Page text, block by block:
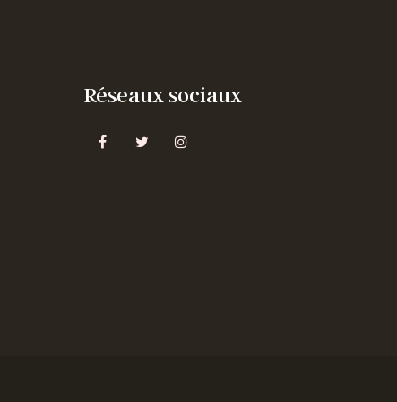
Réseaux sociaux